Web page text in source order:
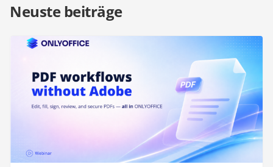
Neuste beiträge